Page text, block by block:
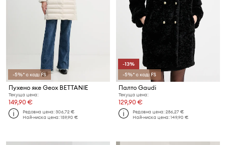
-5%* с код: FS
Пухено яке Geox BETTANIE
Текуща цена:
149,90 €
Редовна цена:306,72 €
Най-ниска цена:159,90 €
-13%
-5%* с код: FS
Палто Gaudi
Текуща цена:
129,90 €
Редовна цена:286,27 €
Най-ниска цена:149,90 €